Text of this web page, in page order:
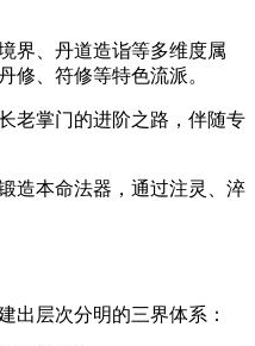
界、丹道造诣等多维度属
修、符修等特色流派。
老掌门的进阶之路，伴随专
造本命法器，通过注灵、淬
出层次分明的三界体系：